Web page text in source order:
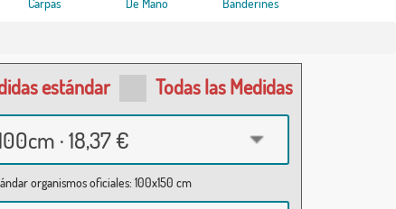
Carpas De Mano Banderines
estándar Todas las Medidas
· 18,37 €
organismos oficiales: 100x150 cm